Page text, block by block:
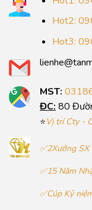
Hot2:
Hot3:
MST:
ĐC: 80
⭐Vị trí Cty -
✅2Xưởng SX
✅15 Năm
✅Cúp Kỷ